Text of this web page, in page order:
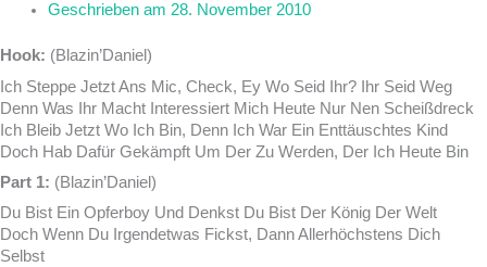
Geschrieben am 28. November 2010
Hook: (Blazin’Daniel)
Ich Steppe Jetzt Ans Mic, Check, Ey Wo Seid Ihr? Ihr Seid Weg
Denn Was Ihr Macht Interessiert Mich Heute Nur Nen Scheißdreck
Ich Bleib Jetzt Wo Ich Bin, Denn Ich War Ein Enttäuschtes Kind
Doch Hab Dafür Gekämpft Um Der Zu Werden, Der Ich Heute Bin
Part 1: (Blazin’Daniel)
Du Bist Ein Opferboy Und Denkst Du Bist Der König Der Welt
Doch Wenn Du Irgendetwas Fickst, Dann Allerhöchstens Dich
Selbst